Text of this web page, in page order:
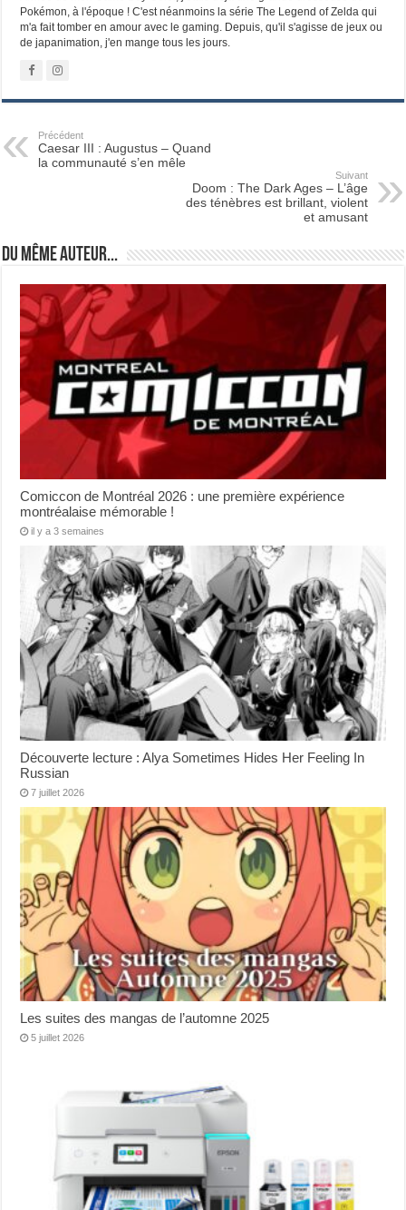
Pokémon, à l'époque ! C'est néanmoins la série The Legend of Zelda qui
m'a fait tomber en amour avec le gaming. Depuis, qu'il s'agisse de jeux ou
de japanimation, j'en mange tous les jours.
Précédent
Caesar III : Augustus – Quand
la communauté s’en mêle
Suivant
Doom : The Dark Ages – L’âge
des ténèbres est brillant, violent
et amusant
Du même auteur...
Comiccon de Montréal 2026 : une première expérience
montréalaise mémorable !
il y a 3 semaines
Découverte lecture : Alya Sometimes Hides Her Feeling In
Russian
7 juillet 2026
Les suites des mangas de l’automne 2025
5 juillet 2026